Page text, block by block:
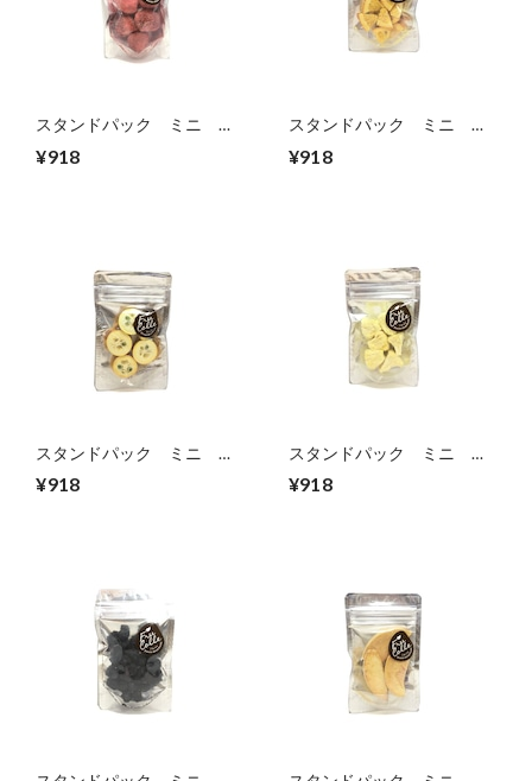
スタンドパック ミニ イ
¥918
スタンドパック ミニ オ
¥918
スタンドパック ミニ キ
¥918
スタンドパック ミニ パ
¥918